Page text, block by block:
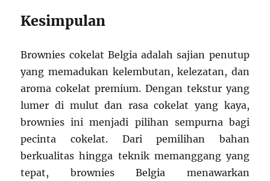
Kesimpulan
Brownies cokelat Belgia adalah sajian penutup
yang memadukan kelembutan, kelezatan, dan
aroma cokelat premium. Dengan tekstur yang
lumer di mulut dan rasa cokelat yang kaya,
brownies ini menjadi pilihan sempurna bagi
pecinta cokelat. Dari pemilihan bahan
berkualitas hingga teknik memanggang yang
tepat, brownies Belgia menawarkan